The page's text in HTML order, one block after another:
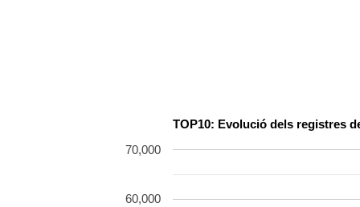
TOP10: Evolució dels registres
60,000
70,000